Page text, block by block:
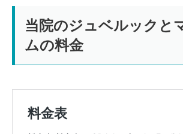
当院のジュベルックと
ムの料金